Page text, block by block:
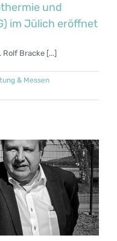
und
im Jülich eröffnet
Rolf Bracke [...]
& Messen